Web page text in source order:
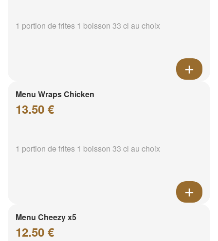
1 portion de frites 1 boisson 33 cl au choix
Menu Wraps Chicken
13.50 €
1 portion de frites 1 boisson 33 cl au choix
Menu Cheezy x5
12.50 €